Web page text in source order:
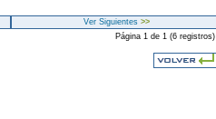
Ver Siguientes >>
Página 1 de 1 (6 registros)